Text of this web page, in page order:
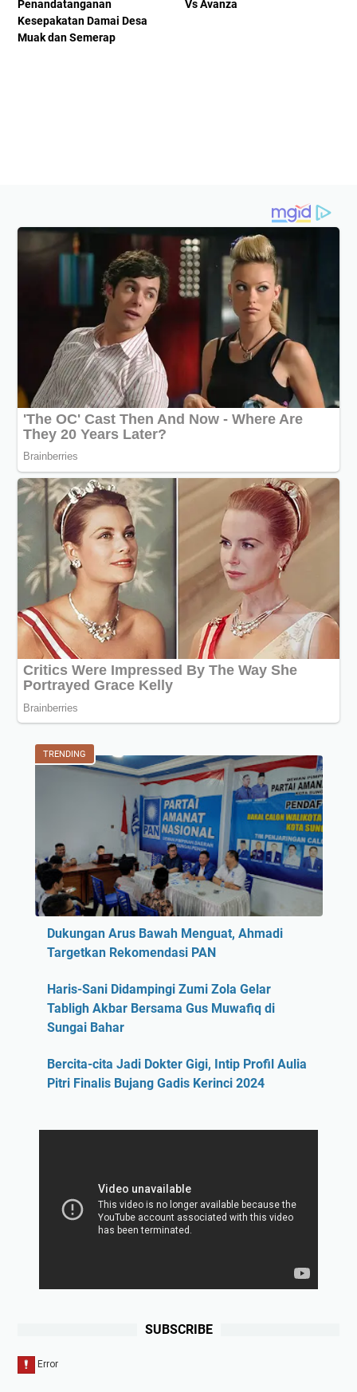
Penandatanganan
Kesepakatan Damai Desa
Muak dan Semerap
Vs Avanza
TRENDING
Dukungan Arus Bawah Menguat, Ahmadi
Targetkan Rekomendasi PAN
Haris-Sani Didampingi Zumi Zola Gelar
Tabligh Akbar Bersama Gus Muwafiq di
Sungai Bahar
Bercita-cita Jadi Dokter Gigi, Intip Profil Aulia
Pitri Finalis Bujang Gadis Kerinci 2024
SUBSCRIBE